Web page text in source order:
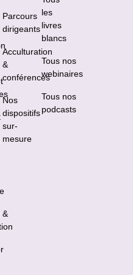
&
Parcours
dirigeants
Acculturation
&
conférences
Nos
dispositifs
sur-
mesure
les
livres
blancs
Tous nos
webinaires
Tous nos
podcasts